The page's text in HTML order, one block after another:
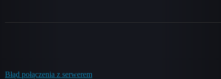
Błąd połączenia z serwerem